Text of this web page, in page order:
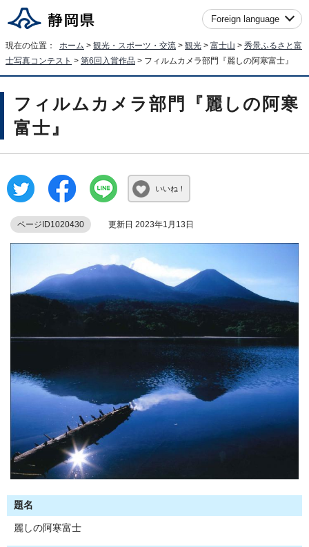
Foreign language
現在の位置： ホーム > 観光・スポーツ・交流 > 観光 > 富士山 > 秀景ふるさと富
士写真コンテスト > 第6回入賞作品 > フィルムカメラ部門『麗しの阿寒富士』
フィルムカメラ部門『麗しの阿寒
富士』
いいね！
ページID1020430 更新日 2023年1月13日
題名
麗しの阿寒富士